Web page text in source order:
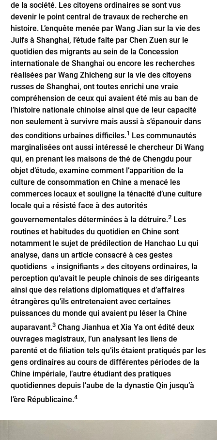
de la société. Les citoyens ordinaires se sont vus
devenir le point central de travaux de recherche en
histoire. L’enquête menée par Wang Jian sur la vie des
Juifs à Shanghai, l’étude faite par Chen Zuen sur le
quotidien des migrants au sein de la Concession
internationale de Shanghai ou encore les recherches
réalisées par Wang Zhicheng sur la vie des citoyens
russes de Shanghai, ont toutes enrichi une vraie
compréhension de ceux qui avaient été mis au ban de
l’histoire nationale chinoise ainsi que de leur capacité
non seulement à survivre mais aussi à s’épanouir dans
des conditions urbaines difficiles.1 Les communautés
marginalisées ont aussi intéressé le chercheur Di Wang
qui, en prenant les maisons de thé de Chengdu pour
objet d’étude, examine comment l’apparition de la
culture de consommation en Chine a menacé les
commerces locaux et souligne la ténacité d’une culture
locale qui a résisté face à des autorités
gouvernementales déterminées à la détruire.2 Les
routines et habitudes du quotidien en Chine sont
notamment le sujet de prédilection de Hanchao Lu qui
analyse, dans un article consacré à ces gestes
quotidiens « insignifiants » des citoyens ordinaires, la
perception qu’avait le peuple chinois de ses dirigeants
ainsi que des relations diplomatiques et d’affaires
étrangères qu’ils entretenaient avec certaines
puissances du monde qui avaient pu léser la Chine
auparavant.3 Chang Jianhua et Xia Ya ont édité deux
ouvrages magistraux, l’un analysant les liens de
parenté et de filiation tels qu’ils étaient pratiqués par les
gens ordinaires au cours de différentes périodes de la
Chine impériale, l’autre étudiant des pratiques
quotidiennes depuis l’aube de la dynastie Qin jusqu’à
l’ère Républicaine.4